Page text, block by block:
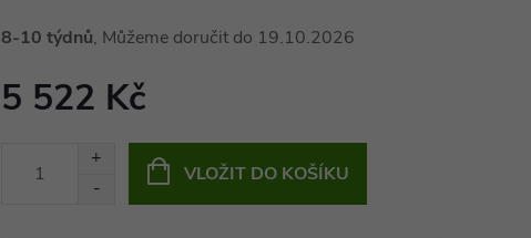
8-10 týdnů 19.10.2026
5 522 Kč
VLOŽIT DO KOŠÍKU